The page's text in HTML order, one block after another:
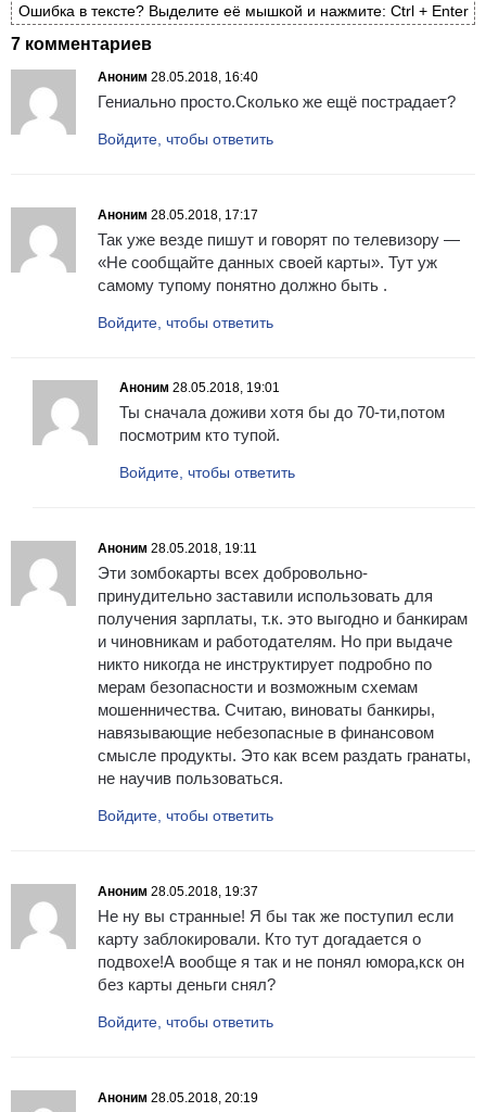
Ошибка в тексте? Выделите её мышкой и нажмите: Ctrl + Enter
7 комментариев
Аноним 28.05.2018, 16:40
Гениально просто.Сколько же ещё пострадает?
Войдите, чтобы ответить
Аноним 28.05.2018, 17:17
Так уже везде пишут и говорят по телевизору —
«Не сообщайте данных своей карты». Тут уж
самому тупому понятно должно быть .
Войдите, чтобы ответить
Аноним 28.05.2018, 19:01
Ты сначала доживи хотя бы до 70-ти,потом
посмотрим кто тупой.
Войдите, чтобы ответить
Аноним 28.05.2018, 19:11
Эти зомбокарты всех добровольно-
принудительно заставили использовать для
получения зарплаты, т.к. это выгодно и банкирам
и чиновникам и работодателям. Но при выдаче
никто никогда не инструктирует подробно по
мерам безопасности и возможным схемам
мошенничества. Считаю, виноваты банкиры,
навязывающие небезопасные в финансовом
смысле продукты. Это как всем раздать гранаты,
не научив пользоваться.
Войдите, чтобы ответить
Аноним 28.05.2018, 19:37
Не ну вы странные! Я бы так же поступил если
карту заблокировали. Кто тут догадается о
подвохе!А вообще я так и не понял юмора,кск он
без карты деньги снял?
Войдите, чтобы ответить
Аноним 28.05.2018, 20:19